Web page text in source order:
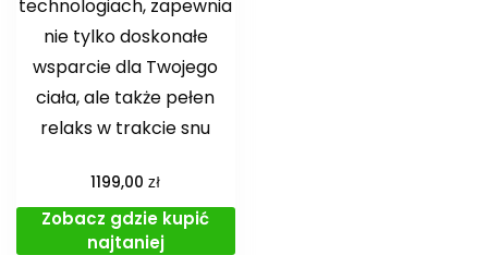
technologiach, zapewnia
nie tylko doskonałe
wsparcie dla Twojego
ciała, ale także pełen
relaks w trakcie snu
1199,00zł
Zobacz gdzie kupić
najtaniej